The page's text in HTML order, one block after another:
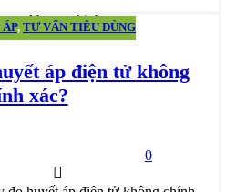
, TƯ VẤN TIÊU DÙNG
áp điện tử không
xác?
0